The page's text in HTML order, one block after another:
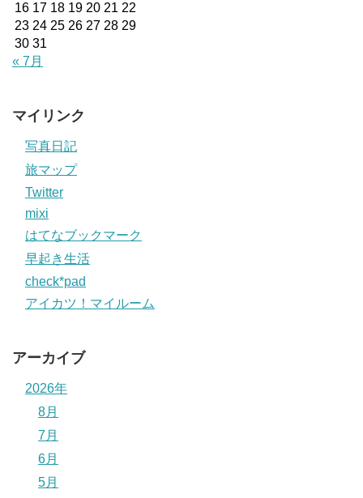
16 17 18 19 20 21 22
23 24 25 26 27 28 29
30 31
« 7月
マイリンク
写真日記
旅マップ
Twitter
mixi
はてなブックマーク
早起き生活
check*pad
アイカツ！マイルーム
アーカイブ
2026年
8月
7月
6月
5月